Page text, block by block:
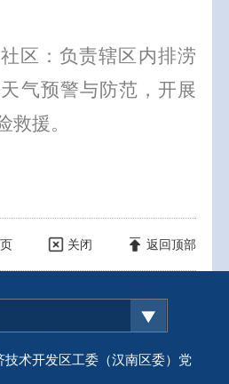
社区：负责辖区内排涝
气预警与防范，开展
救援。
关闭 返回顶部
技术开发区工委（汉南区委）党